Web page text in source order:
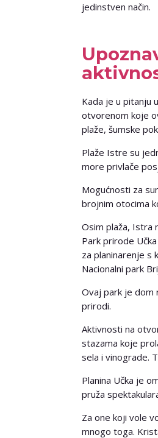
jedinstven način.
Kada je u pitanju
otvorenom koje
plaže, šumske
Plaže Istre su
more privlače
Mogućnosti za
brojnim otocima
Osim plaža, Istra
Park prirode
za planinarenje s
Nacionalni park
Ovaj park je dom
prirodi.
Aktivnosti na
stazama koje
sela i vinograde.
Planina Učka je
pruža
Za one koji vole
mnogo toga.